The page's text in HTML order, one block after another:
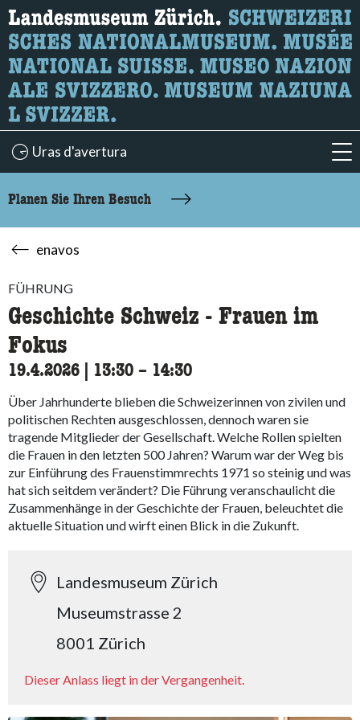
Wonach suchen Sie?
Hier können Sie nach Inhalten der Seite suchen.
Uras d'avertura
Planen Sie Ihren Besuch
enavos
FÜHRUNG
Geschichte Schweiz - Frauen im
Fokus
19.4.2026 13:30 accessibility.time_to
– 14:30
Über Jahrhunderte blieben die Schweizerinnen von zivilen und
politischen Rechten ausgeschlossen, dennoch waren sie
tragende Mitglieder der Gesellschaft. Welche Rollen spielten
die Frauen in den letzten 500 Jahren? Warum war der Weg bis
zur Einführung des Frauenstimmrechts 1971 so steinig und was
hat sich seitdem verändert? Die Führung veranschaulicht die
Zusammenhänge in der Geschichte der Frauen, beleuchtet die
aktuelle Situation und wirft einen Blick in die Zukunft.
Landesmuseum Zürich
Museumstrasse 2
8001 Zürich
Dieser Anlass liegt in der Vergangenheit.